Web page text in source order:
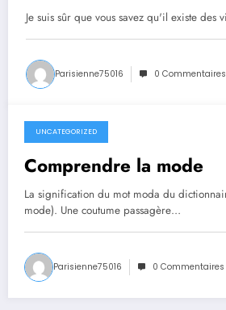
Je suis sûr que vous savez qu'il existe
Parisienne75016 0 Commentaires
avril 12, 2021
UNCATEGORIZED
Comprendre la mode
La signification du mot moda du
mode). Une coutume passagère…
Parisienne75016 0 Commentaires